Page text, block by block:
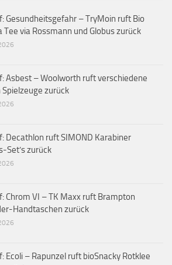
Gesundheitsgefahr – TryMoin ruft Bio
Tee via Rossmann und Globus zurück
Asbest – Woolworth ruft verschiedene
zurück
Decathlon ruft SIMOND Karabiner
Set’s zurück
Chrom VI – TK Maxx ruft Brampton
Handtaschen zurück
Ecoli – Rapunzel ruft bioSnacky Rotklee